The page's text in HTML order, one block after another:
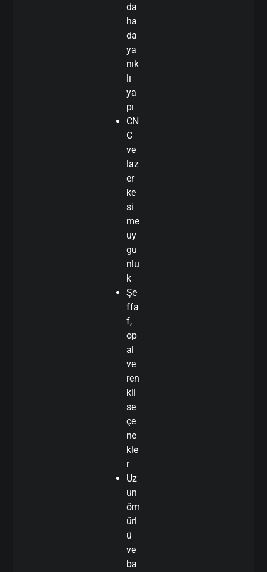
da
ha
da
ya
nık
lı
ya
pı
CN
C
ve
laz
er
ke
si
me
uy
gu
nlu
k
Şe
ffa
f,
op
al
ve
ren
kli
se
çe
ne
kle
r
Uz
un
öm
ürl
ü
ve
ba